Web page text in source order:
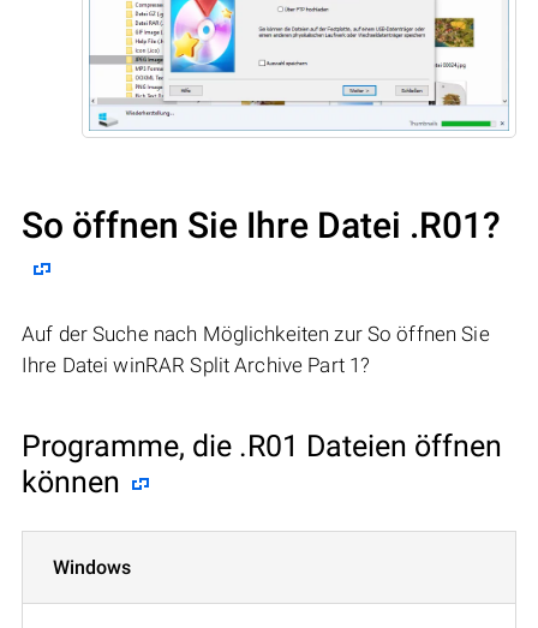
So öffnen Sie Ihre Datei .R01?
Auf der Suche nach Möglichkeiten zur So öffnen Sie
Ihre Datei winRAR Split Archive Part 1?
Programme, die .R01 Dateien öffnen
können
Windows